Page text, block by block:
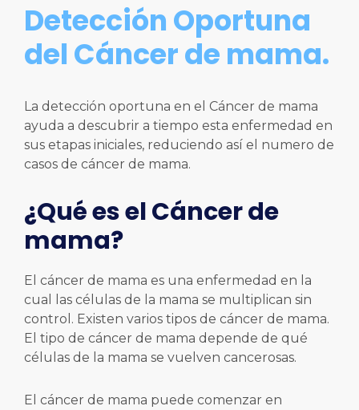
Detección Oportuna
del Cáncer de mama.
La detección oportuna en el Cáncer de mama
ayuda a descubrir a tiempo esta enfermedad en
sus etapas iniciales, reduciendo así el numero de
casos de cáncer de mama.
¿Qué es el Cáncer de
mama?
El cáncer de mama es una enfermedad en la
cual las células de la mama se multiplican sin
control. Existen varios tipos de cáncer de mama.
El tipo de cáncer de mama depende de qué
células de la mama se vuelven cancerosas.
El cáncer de mama puede comenzar en